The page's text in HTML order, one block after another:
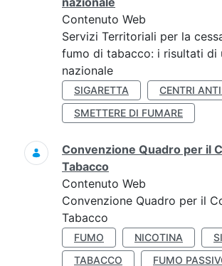
Contenuto Web
Servizi Territoriali per la
fumo di tabacco: i risultati di
nazionale
SIGARETTA
CENTRI
SMETTERE DI FUMARE
Convenzione Quadro per il
Tabacco
Contenuto Web
Convenzione Quadro per il
Tabacco
FUMO NICOTINA
TABACCO
FUMO